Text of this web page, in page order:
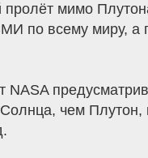
мимо
по всему миру, а
NASA
чем